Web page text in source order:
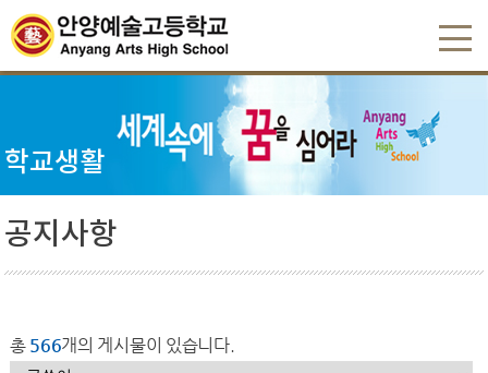
학교생활
공지사항
총 566개의 게시물이 있습니다.